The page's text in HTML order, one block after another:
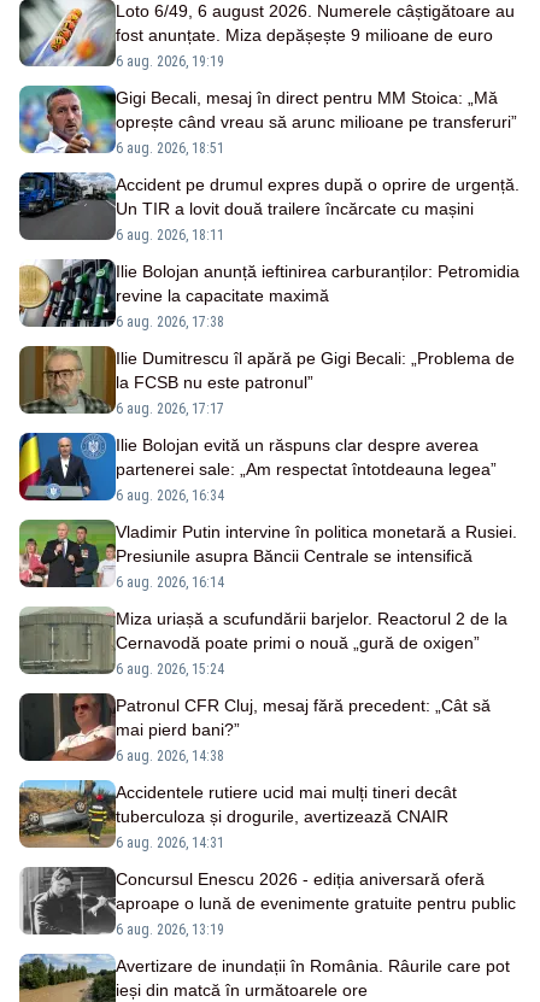
Loto 6/49, 6 august 2026. Numerele câștigătoare au
fost anunțate. Miza depășește 9 milioane de euro
6 aug. 2026, 19:19
Gigi Becali, mesaj în direct pentru MM Stoica: „Mă
oprește când vreau să arunc milioane pe transferuri”
6 aug. 2026, 18:51
Accident pe drumul expres după o oprire de urgență.
Un TIR a lovit două trailere încărcate cu mașini
6 aug. 2026, 18:11
Ilie Bolojan anunță ieftinirea carburanților: Petromidia
revine la capacitate maximă
6 aug. 2026, 17:38
Ilie Dumitrescu îl apără pe Gigi Becali: „Problema de
la FCSB nu este patronul”
6 aug. 2026, 17:17
Ilie Bolojan evită un răspuns clar despre averea
partenerei sale: „Am respectat întotdeauna legea”
6 aug. 2026, 16:34
Vladimir Putin intervine în politica monetară a Rusiei.
Presiunile asupra Băncii Centrale se intensifică
6 aug. 2026, 16:14
Miza uriașă a scufundării barjelor. Reactorul 2 de la
Cernavodă poate primi o nouă „gură de oxigen”
6 aug. 2026, 15:24
Patronul CFR Cluj, mesaj fără precedent: „Cât să
mai pierd bani?”
6 aug. 2026, 14:38
Accidentele rutiere ucid mai mulți tineri decât
tuberculoza și drogurile, avertizează CNAIR
6 aug. 2026, 14:31
Concursul Enescu 2026 - ediția aniversară oferă
aproape o lună de evenimente gratuite pentru public
6 aug. 2026, 13:19
Avertizare de inundații în România. Râurile care pot
ieși din matcă în următoarele ore